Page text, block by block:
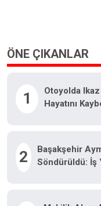
ÖNE ÇIKANLAR
1
Otoyolda
Hayatını
2
Başakşehir
Söndürüldü: İş